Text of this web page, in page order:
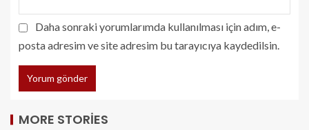
Daha sonraki yorumlarımda kullanılması için adım, e-
posta adresim ve site adresim bu tarayıcıya kaydedilsin.
MORE STORIES